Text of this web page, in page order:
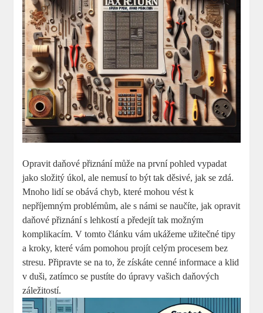
Opravit daňové přiznání může na první pohled vypadat
jako složitý úkol, ale nemusí to být tak děsivé, jak se zdá.
Mnoho lidí se obává chyb, které mohou vést k
nepříjemným problémům, ale s námi se naučíte, jak opravit
daňové přiznání s lehkostí a předejít tak možným
komplikacím. V tomto článku vám ukážeme užitečné tipy
a kroky, které vám pomohou projít celým procesem bez
stresu. Připravte se na to, že získáte cenné informace a klid
v duši, zatímco se pustíte do úpravy vašich daňových
záležitostí.